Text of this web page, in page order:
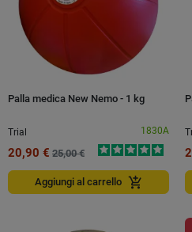
Palla medica New Nemo - 1 kg
Trial 1830A
20,90 € 25,00 €
Aggiungi al carrello add_shopping_cart